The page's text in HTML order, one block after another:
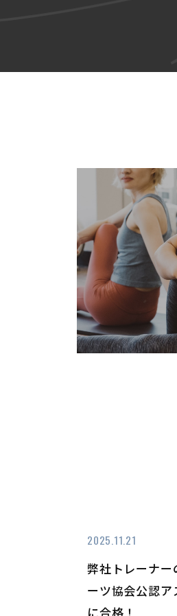
2025.11.21
弊社トレーナ
ーツ協会公認ア
に合格！